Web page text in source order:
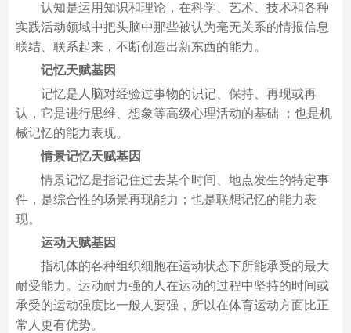
认知是运用知识和理论，在科学、艺术、技术和各种
实践活动领域中把头脑中那些被认为毫无关系的情报信息
联结、联系起来，不断创造出新东西的能力。
记忆天赋基因
记忆是人脑对经验过事物的识记、保持、再现或再
认，它是进行思维、想象等高级心理活动的基础 ；也是机
械记忆的能力表现。
情景记忆天赋基因
情景记忆是指记住过去某个时间、地点发生的特定事
件，是综合性的场景再现能力；也是联想记忆的能力表
现。
运动天赋基因
指机体的各种组织细胞在运动状态下所能承受的最大
耐受能力。运动耐力强的人在运动的过程中坚持的时间或
承受的运动强度比一般人要强，所以在体育运动方面比正
常人更有优势。